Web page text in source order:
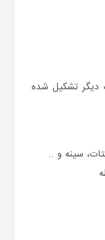
دیگر تشکیل شده
سینه و ..